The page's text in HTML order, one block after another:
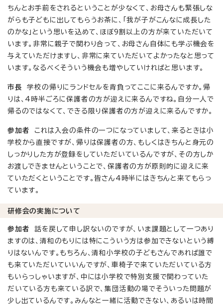
ちんとお手前をされるということが少なくて、お母さんも緊張しな
がらも子どもに出してもらうお茶に、「我が子がこんなに成長した
のかな」という思いを込めて、ほぼ9割以上の方が来ていただいて
います。非常に親子で関わり合って、お母さん自体にも学ぶ機会を
与えていただけますし、非常に来ていただいてよかったなと思って
います。なるべくそういう機会も増やしていければと思います。
市長
学校の帰りにランドセルを背負ってここに来るんですか。帰
りは、4時半ごろに保護者の方が迎えに来るんですね。自分一人で
帰るのではなくて、できる限り保護者の方が迎えに来るんですか。
参加者
これは入会の条件の一つになっていまして、来るときは小
学校から直接ですが、帰りは保護者の方、もしくはきちんと身元の
しっかりした方が登録をしていただいているんですが、その方しか
お渡しできませんということで、保護者の方が原則的に迎えに来
ていただくということです。皆さん4時半にはきちんと来てもらっ
ています。
研修会の実施について
参加者
話を戻して申し訳ないのですが、いま課題として一つあり
ますのは、清和のもりには特にこういう方は参加できないという縛
りはないんです。もちろん、清和小学校の子どもさんであれば誰で
も来ていただいていいんですが、車椅子で来ていただいている方
もいらっしゃいますが、中には小学校で特別支援で関わっていた
だいている方も来ている訳で、集団活動の場でそういった問題が
少し出ているんです。みんなと一緒に活動できない、あるいは時間